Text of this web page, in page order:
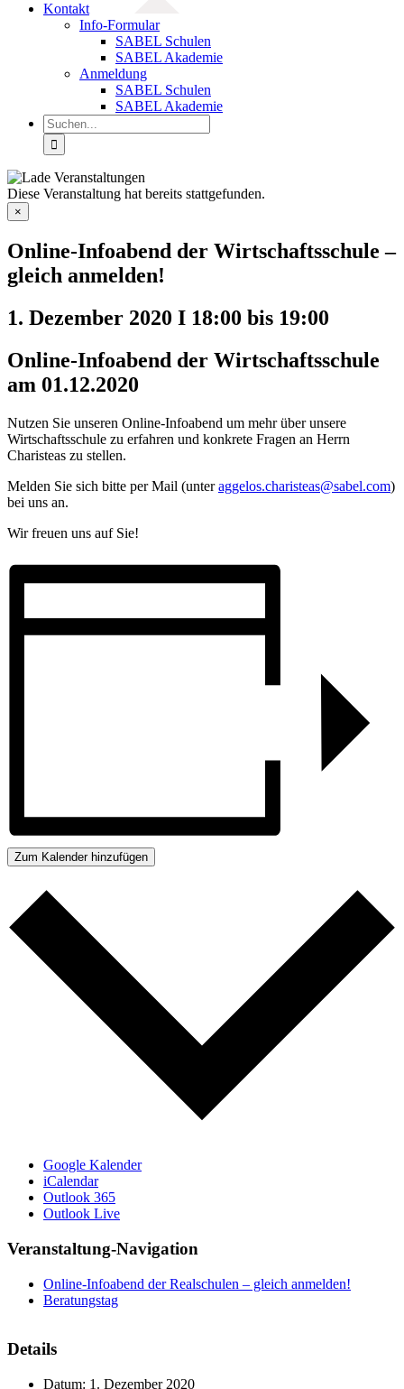
Kontakt
Info-Formular
SABEL Schulen
SABEL Akademie
Anmeldung
SABEL Schulen
SABEL Akademie
Suche
nach:
Diese Veranstaltung hat bereits stattgefunden.
×
Online-Infoabend der Wirtschaftsschule –
gleich anmelden!
1. Dezember 2020 I 18:00 bis 19:00
Online-Infoabend der Wirtschaftsschule
am 01.12.2020
Nutzen Sie unseren Online-Infoabend um mehr über unsere
Wirtschaftsschule zu erfahren und konkrete Fragen an Herrn
Charisteas zu stellen.
Melden Sie sich bitte per Mail (unteraggelos.charisteas@sabel.com)
bei uns an.
Wir freuen uns auf Sie!
Zum Kalender hinzufügen
Google Kalender
iCalendar
Outlook 365
Outlook Live
Veranstaltung-Navigation
Online-Infoabend der Realschulen – gleich anmelden!
Beratungstag
Details
Datum: 1. Dezember 2020